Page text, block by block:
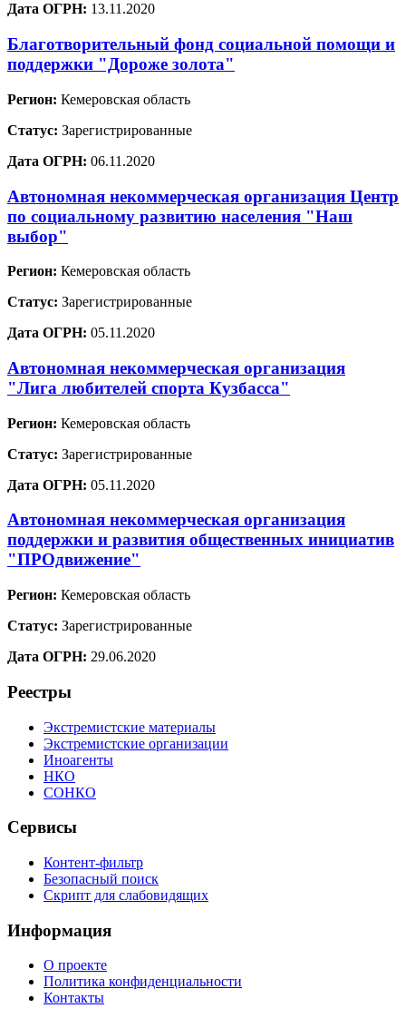
Дата ОГРН: 13.11.2020
Благотворительный фонд социальной помощи и
поддержки "Дороже золота"
Регион: Кемеровская область
Статус: Зарегистрированные
Дата ОГРН: 06.11.2020
Автономная некоммерческая организация Центр
по социальному развитию населения "Наш
выбор"
Регион: Кемеровская область
Статус: Зарегистрированные
Дата ОГРН: 05.11.2020
Автономная некоммерческая организация
"Лига любителей спорта Кузбасса"
Регион: Кемеровская область
Статус: Зарегистрированные
Дата ОГРН: 05.11.2020
Автономная некоммерческая организация
поддержки и развития общественных инициатив
"ПРОдвижение"
Регион: Кемеровская область
Статус: Зарегистрированные
Дата ОГРН: 29.06.2020
Реестры
Экстремистские материалы
Экстремистские организации
Иноагенты
НКО
СОНКО
Сервисы
Контент-фильтр
Безопасный поиск
Скрипт для слабовидящих
Информация
О проекте
Политика конфиденциальности
Контакты